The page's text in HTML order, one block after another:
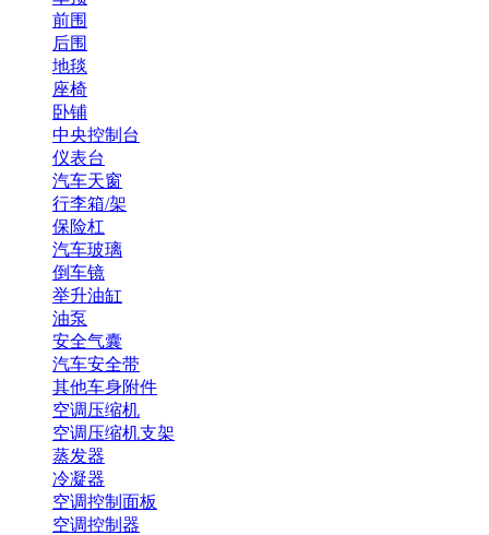
前围
后围
地毯
座椅
卧铺
中央控制台
仪表台
汽车天窗
行李箱/架
保险杠
汽车玻璃
倒车镜
举升油缸
油泵
安全气囊
汽车安全带
其他车身附件
空调压缩机
空调压缩机支架
蒸发器
冷凝器
空调控制面板
空调控制器